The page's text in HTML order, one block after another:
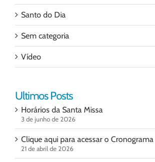
Santo do Dia
Sem categoria
Vídeo
Ultimos Posts
Horários da Santa Missa
3 de junho de 2026
Clique aqui para acessar o
21 de abril de 2026